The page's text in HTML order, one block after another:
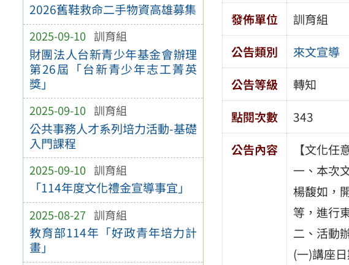
2026舊鞋救命二手物資高雄募集
2025-09-10 訓育組
財團法人台新青少年基金會辦理
第26屆「台新青少年志工菁英
獎」
2025-09-10 訓育組
公共事務人才系列培力活動-基礎
入門課程
2025-09-10 訓育組
「114年度文化禮金宣導事宜」
2025-08-27 訓育組
教育部114年「好政青年培力計
畫」
發佈單位
訓育組
公告類別
來文宣導
公告等級
轉知
點閱次數
343
公告內容
【文化
一、本次
楊馥如，
等，進行
二、活動
(一)講座